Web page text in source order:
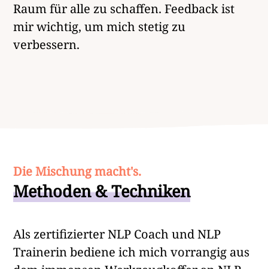
Raum für alle zu schaffen. Feedback ist
mir wichtig, um mich stetig zu
verbessern.
Die Mischung macht's.
Methoden & Techniken
Als zertifizierter NLP Coach und NLP
Trainerin bediene ich mich vorrangig aus